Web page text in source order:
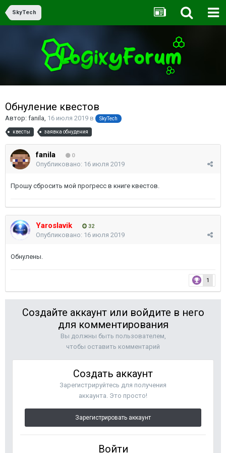
SkyTech
Обнуление квестов
Автор: fanila, 16 июля 2019 в SkyTech
квесты заявка обнудения
fanila 0
Опубликовано: 16 июля 2019
Прошу сбросить мой прогресс в книге квестов.
Yaroslavik 32
Опубликовано: 16 июля 2019
Обнулены.
1
Создайте аккаунт или войдите в него
для комментирования
Вы должны быть пользователем,
чтобы оставить комментарий
Создать аккаунт
Зарегистрируйтесь для получения
аккаунта. Это просто!
Зарегистрировать аккаунт
Войти